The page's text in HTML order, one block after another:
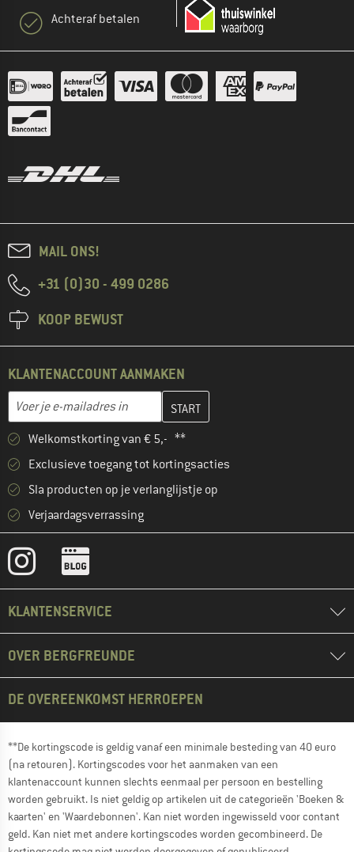
Achteraf betalen
MAIL ONS!
+31 (0)30 - 499 0286
KOOP BEWUST
KLANTENACCOUNT AANMAKEN
E-mailadres
Vul je e-mailadres hier in en maak in de volgende stap je
Welkomstkorting van € 5,- **
Exclusieve toegang tot kortingsacties
Sla producten op je verlanglijstje op
Verjaardagsverrassing
KLANTENSERVICE
OVER BERGFREUNDE
DE OVEREENKOMST HERROEPEN
**De kortingscode is geldig vanaf een minimale besteding van 40 euro
(na retouren). Kortingscodes voor het aanmaken van een
klantenaccount kunnen slechts eenmaal per persoon en bestelling
worden gebruikt. Is niet geldig op artikelen uit de categorieën 'Boeken &
kaarten' en 'Waardebonnen'. Kan niet worden ingewisseld voor contant
geld. Kan niet met andere kortingscodes worden gecombineerd. De